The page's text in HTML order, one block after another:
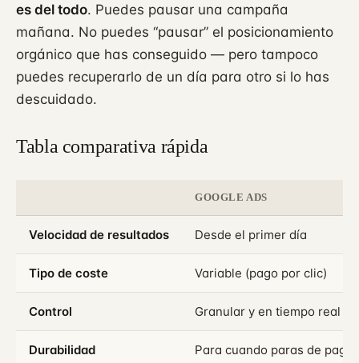
es del todo. Puedes pausar una campaña
mañana. No puedes “pausar” el posicionamiento
orgánico que has conseguido — pero tampoco
puedes recuperarlo de un día para otro si lo has
descuidado.
Tabla comparativa rápida
GOOGLE ADS
Velocidad de resultados Desde el primer día
Tipo de coste Variable (pago por clic)
Control Granular y en tiempo real
Durabilidad Para cuando paras de pagar